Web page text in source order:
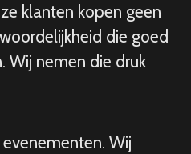
klanten kopen geen
die goed
Wij nemen die druk
Wij